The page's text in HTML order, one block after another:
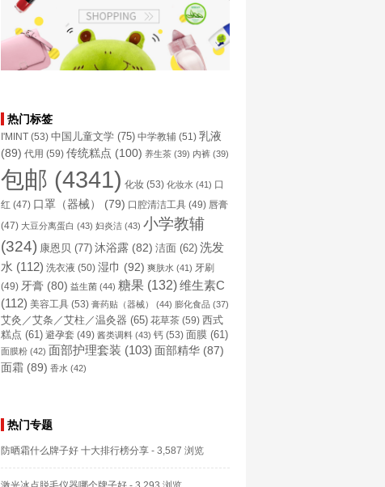
热门标签
I'MINT(53) 中国儿童文学(75) 中学教辅(51) 乳液
(89) 代用 (59) 传统糕点 (100) 养生茶(39) 内裤(39)
包邮 (4341) 化妆(53) 化妆水 (41) 口
红 (47) 口罩（器械） (79) 口腔清洁工具(49) 唇膏
(47) 大豆分离蛋白 (43) 妇炎洁(43) 小学教辅
(324) 康恩贝 (77) 沐浴露(82) 洁面 (62) 洗发
水 (112) 洗衣液 (50) 湿巾 (92) 爽肤水 (41) 牙刷
(49) 牙膏(80) 益生菌(44) 糖果(132)维生素C
(112) 美容工具(53) 膏药贴（器械） (44) 膨化食品(37)
艾灸／艾条／艾柱／温灸器 (65) 花草茶(59) 西式
糕点 (61) 避孕套 (49) 酱类调料(43) 钙(53) 面膜 (61)
面膜粉(42) 面部护理套装 (103) 面部精华(87)
面霜(89) 香水 (42)
热门专题
防晒霜什么牌子好 十大排行榜分享- 3,587 浏览